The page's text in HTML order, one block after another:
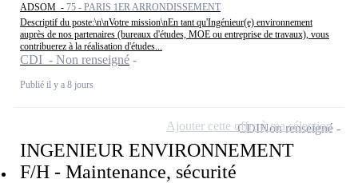
ADSOM - 75 - PARIS 1ER ARRONDISSEMENT
Descriptif du poste:\n\nVotre mission\nEn tant qu'Ingénieur(e) environnement
auprès de nos partenaires (bureaux d'études, MOE ou entreprise de travaux), vous
contribuerez à la réalisation d'études...
CDI - Non renseigné
Publié il y a 8 jours
INGENIEUR ENVIRONNEMENT
F/H - Maintenance, sécurité
CDINon renseigné
Ajouter cette offre à ma sélection